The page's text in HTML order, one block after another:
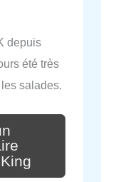
depuis
été très
salades.